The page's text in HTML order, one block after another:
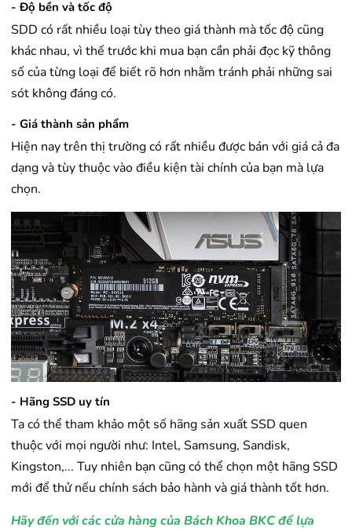
- Độ bền và tốc độ​
SDD có rất nhiều loại tùy theo giá thành mà tốc độ cũng
khác nhau, vì thế trước khi mua bạn cần phải đọc kỹ thông
số của từng loại để biết rõ hơn nhằm tránh phải những sai
sót không đáng có.
- Giá thành sản phẩm
Hiện nay trên thị trường có rất nhiều được bán với giá cả đa
dạng và tùy thuộc vào điều kiện tài chính của bạn mà lựa
chọn.
- Hãng SSD uy tín​
Ta có thể tham khảo một số hãng sản xuất SSD quen
thuộc với mọi người như: Intel, Samsung, Sandisk,
Kingston,... Tuy nhiên bạn cũng có thể chọn một hãng SSD
mới để thử nếu chính sách bảo hành và giá thành tốt hơn.
Hãy đến với các cửa hàng của Bách Khoa BKC để lựa